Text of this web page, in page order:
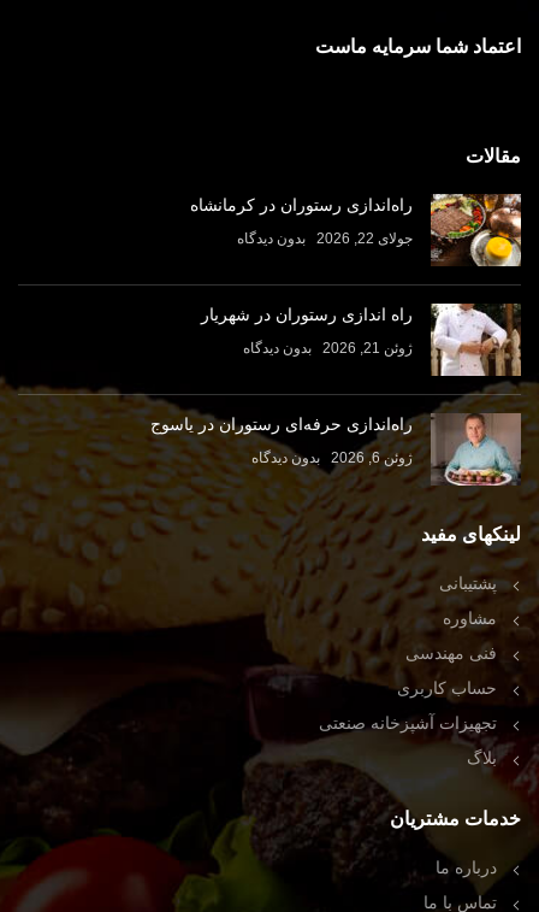
اعتماد شما سرمایه ماست
مقالات
راه‌اندازی رستوران در کرمانشاه
جولای 22, 2026 بدون دیدگاه
راه اندازی رستوران در شهریار
ژوئن 21, 2026 بدون دیدگاه
راه‌اندازی حرفه‌ای رستوران در یاسوج
ژوئن 6, 2026 بدون دیدگاه
لینکهای مفید
پشتیبانی
مشاوره
فنی مهندسی
حساب کاربری
تجهیزات آشپزخانه صنعتی
بلاگ
خدمات مشتریان
درباره ما
تماس با ما